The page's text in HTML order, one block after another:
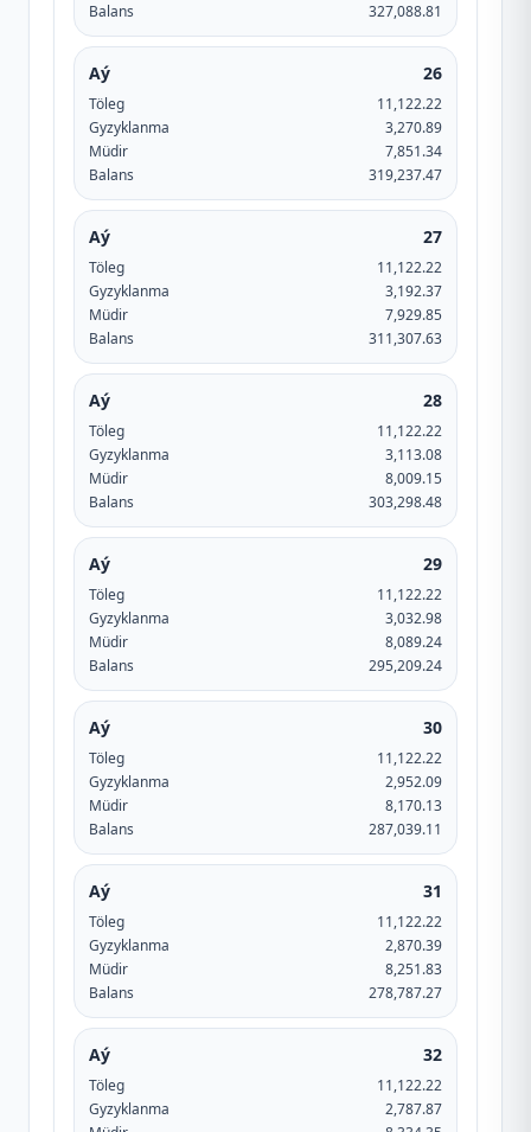
Balans
327,088.81
Aý 26
Töleg
11,122.22
Gyzyklanma
3,270.89
Müdir
7,851.34
Balans
319,237.47
Aý 27
Töleg
11,122.22
Gyzyklanma
3,192.37
Müdir
7,929.85
Balans
311,307.63
Aý 28
Töleg
11,122.22
Gyzyklanma
3,113.08
Müdir
8,009.15
Balans
303,298.48
Aý 29
Töleg
11,122.22
Gyzyklanma
3,032.98
Müdir
8,089.24
Balans
295,209.24
Aý 30
Töleg
11,122.22
Gyzyklanma
2,952.09
Müdir
8,170.13
Balans
287,039.11
Aý 31
Töleg
11,122.22
Gyzyklanma
2,870.39
Müdir
8,251.83
Balans
278,787.27
Aý 32
Töleg
11,122.22
Gyzyklanma
2,787.87